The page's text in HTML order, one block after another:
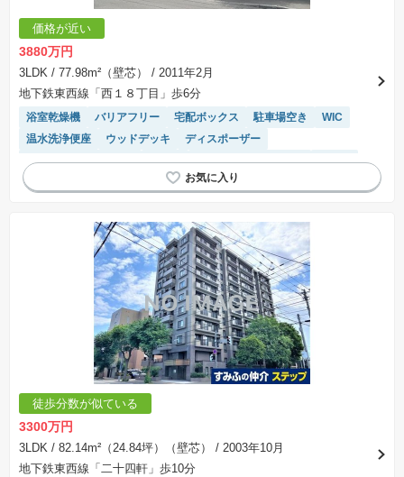
価格が近い
3880万円
3LDK / 77.98m²（壁芯）
/ 2011年2月
地下鉄東西線「西１８丁目」歩6分
浴室乾燥機 バリアフリー 宅配ボックス 駐車場空き
WIC
温水洗浄便座
ウッドデッキ
ディスポーザー
駐輪場・バイク置き場
食洗機 IHクッキングヒーター
床暖房
窓付き浴室
システムキッチン
リフォーム済み物件
駐車場(普通車)あり
徒歩分数が似ている
3300万円
3LDK / 82.14m²（24.84坪）（壁芯）
/ 2003年10月
地下鉄東西線「二十四軒」歩10分